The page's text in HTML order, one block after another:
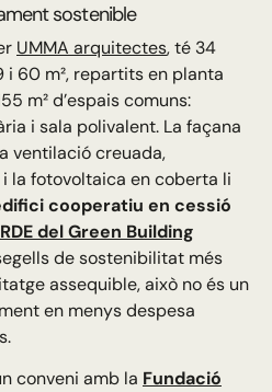
sostenible
UMMA arquitectes, té 34
i 60 m², repartits en planta
m² d’espais comuns:
i sala polivalent. La façana
ventilació creuada,
la fotovoltaica en coberta li
cooperatiu en cessió
del Green Building
de sostenibilitat més
assequible, això no és un
en menys despesa
conveni amb la Fundació